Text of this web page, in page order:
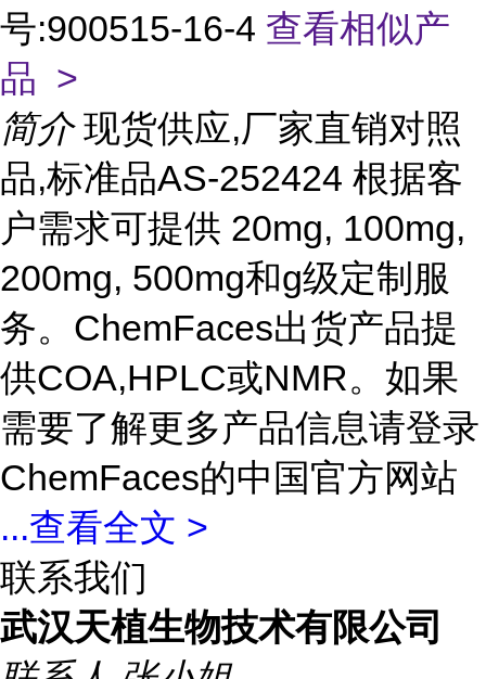
号:900515-16-4 查看相似产
品 >
简介 现货供应,厂家直销对照
品,标准品AS-252424 根据客
户需求可提供 20mg, 100mg,
200mg, 500mg和g级定制服
务。ChemFaces出货产品提
供COA,HPLC或NMR。如果
需要了解更多产品信息请登录
ChemFaces的中国官方网站
...查看全文 >
联系我们
武汉天植生物技术有限公司